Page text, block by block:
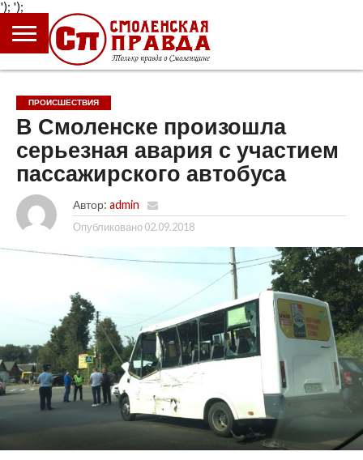
');
ГЛАВНАЯ
НОВОСТИ
ПРОИСШЕСТВИЯ
ПОЛИТИКА
КУЛЬТУРА
ЭКОНОМИКА
ОБЩЕСТВО
БЛОГИ
ПРОИСШЕСТВИЯ
В Смоленске произошла
серьезная авария с участием
пассажирского автобуса
Автор: admin
Опубликовано 02.09.2018
');